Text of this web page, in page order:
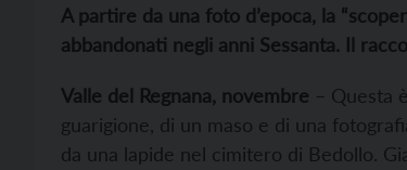
A partire da una foto d’epoca, la
abbandonati negli anni Sessanta. Il
Valle del Regnana, novembre – Questa
guarigione, di un maso e di una
da una lapide nel cimitero di Bedollo.